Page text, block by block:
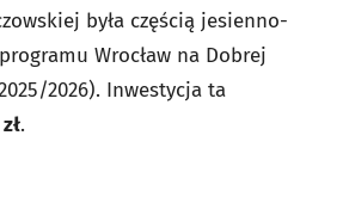
była częścią jesienno-
Wrocław na Dobrej
2026). Inwestycja ta
.